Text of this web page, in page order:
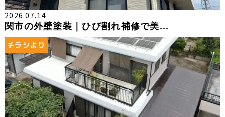
2026.07.14
関市の外壁塗装｜ひび割れ補修で美...
チラシより